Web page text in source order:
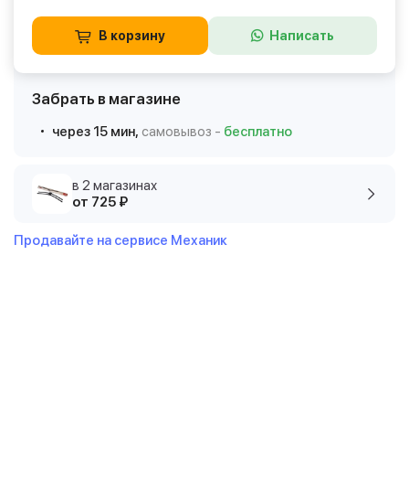
В корзину Написать
Забрать в магазине
через 15 мин, самовывоз - бесплатно
в 2 магазинах
от 725 ₽
Продавайте на сервисе Механик